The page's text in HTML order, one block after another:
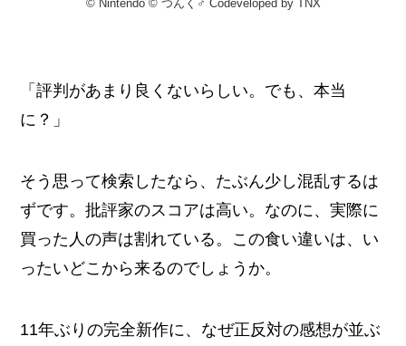
© Nintendo © つんく♂ Codeveloped by TNX
「評判があまり良くないらしい。でも、本当
に？」
そう思って検索したなら、たぶん少し混乱するは
ずです。批評家のスコアは高い。なのに、実際に
買った人の声は割れている。この食い違いは、い
ったいどこから来るのでしょうか。
11年ぶりの完全新作に、なぜ正反対の感想が並ぶ